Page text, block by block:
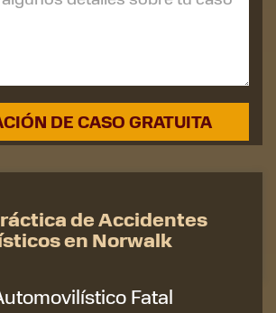
de Accidentes
en Norwalk
Fatal